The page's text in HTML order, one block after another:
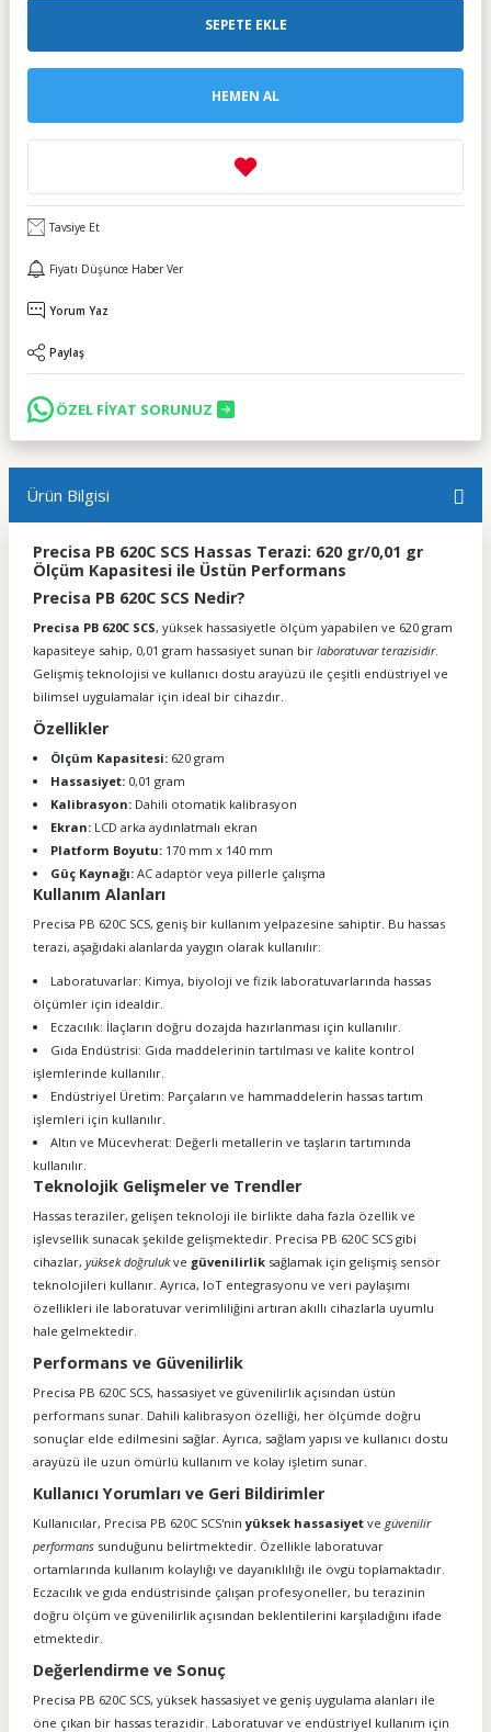
SEPETE EKLE
HEMEN AL
Tavsiye Et
Fiyatı Düşünce Haber Ver
Yorum Yaz
Paylaş
ÖZEL FİYAT SORUNUZ
Ürün Bilgisi
Precisa PB 620C SCS Hassas Terazi: 620 gr/0,01 gr
Ölçüm Kapasitesi ile Üstün Performans
Precisa PB 620C SCS Nedir?
Precisa PB 620C SCS, yüksek hassasiyetle ölçüm yapabilen ve 620 gram
kapasiteye sahip, 0,01 gram hassasiyet sunan bir laboratuvar terazisidir.
Gelişmiş teknolojisi ve kullanıcı dostu arayüzü ile çeşitli endüstriyel ve
bilimsel uygulamalar için ideal bir cihazdır.
Özellikler
Ölçüm Kapasitesi: 620 gram
Hassasiyet: 0,01 gram
Kalibrasyon: Dahili otomatik kalibrasyon
Ekran: LCD arka aydınlatmalı ekran
Platform Boyutu: 170 mm x 140 mm
Güç Kaynağı: AC adaptör veya pillerle çalışma
Kullanım Alanları
Precisa PB 620C SCS, geniş bir kullanım yelpazesine sahiptir. Bu hassas
terazi, aşağıdaki alanlarda yaygın olarak kullanılır:
Laboratuvarlar: Kimya, biyoloji ve fizik laboratuvarlarında hassas
ölçümler için idealdir.
Eczacılık: İlaçların doğru dozajda hazırlanması için kullanılır.
Gıda Endüstrisi: Gıda maddelerinin tartılması ve kalite kontrol
işlemlerinde kullanılır.
Endüstriyel Üretim: Parçaların ve hammaddelerin hassas tartım
işlemleri için kullanılır.
Altın ve Mücevherat: Değerli metallerin ve taşların tartımında
kullanılır.
Teknolojik Gelişmeler ve Trendler
Hassas teraziler, gelişen teknoloji ile birlikte daha fazla özellik ve
işlevsellik sunacak şekilde gelişmektedir. Precisa PB 620C SCS gibi
cihazlar, yüksek doğrulukve güvenilirlik sağlamak için gelişmiş sensör
teknolojileri kullanır. Ayrıca, IoT entegrasyonu ve veri paylaşımı
özellikleri ile laboratuvar verimliliğini artıran akıllı cihazlarla uyumlu
hale gelmektedir.
Performans ve Güvenilirlik
Precisa PB 620C SCS, hassasiyet ve güvenilirlik açısından üstün
performans sunar. Dahili kalibrasyon özelliği, her ölçümde doğru
sonuçlar elde edilmesini sağlar. Ayrıca, sağlam yapısı ve kullanıcı dostu
arayüzü ile uzun ömürlü kullanım ve kolay işletim sunar.
Kullanıcı Yorumları ve Geri Bildirimler
Kullanıcılar, Precisa PB 620C SCS'ninyüksek hassasiyet ve güvenilir
performans sunduğunu belirtmektedir. Özellikle laboratuvar
ortamlarında kullanım kolaylığı ve dayanıklılığı ile övgü toplamaktadır.
Eczacılık ve gıda endüstrisinde çalışan profesyoneller, bu terazinin
doğru ölçüm ve güvenilirlik açısından beklentilerini karşıladığını ifade
etmektedir.
Değerlendirme ve Sonuç
Precisa PB 620C SCS, yüksek hassasiyet ve geniş uygulama alanları ile
öne çıkan bir hassas terazidir. Laboratuvar ve endüstriyel kullanım için